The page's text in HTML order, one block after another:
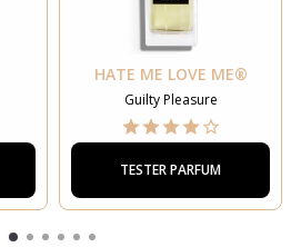
HATE ME LOVE ME®
Guilty Pleasure
TESTER PARFUM